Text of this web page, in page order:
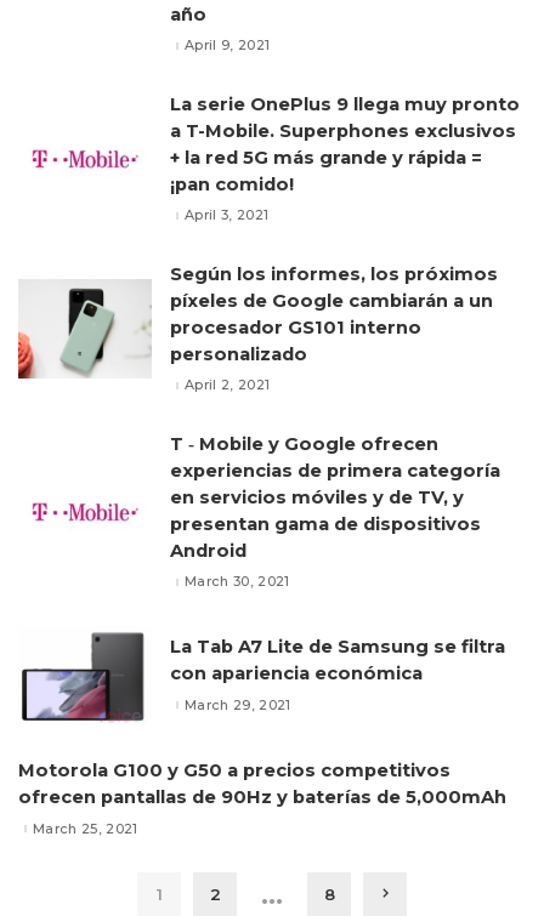
año
April 9, 2021
La serie OnePlus 9 llega muy pronto
a T-Mobile. Superphones exclusivos
+ la red 5G más grande y rápida =
¡pan comido!
April 3, 2021
Según los informes, los próximos
píxeles de Google cambiarán a un
procesador GS101 interno
personalizado
April 2, 2021
T ‑ Mobile y Google ofrecen
experiencias de primera categoría
en servicios móviles y de TV, y
presentan gama de dispositivos
Android
March 30, 2021
La Tab A7 Lite de Samsung se filtra
con apariencia económica
March 29, 2021
Motorola G100 y G50 a precios competitivos
ofrecen pantallas de 90Hz y baterías de 5,000mAh
March 25, 2021
1 2 … 8